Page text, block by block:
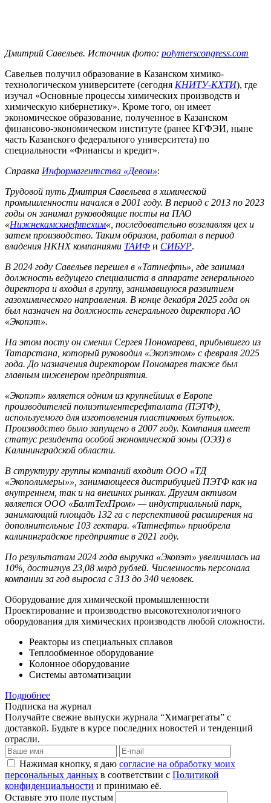
Дмитрий Савельев. Источник фото: polymerscongress.com
Савельев получил образование в Казанском химико-
технологическом университете (сегодня КНИТУ-КХТИ), где
изучал «Основные процессы химических производств и
химическую кибернетику». Кроме того, он имеет
экономическое образование, полученное в Казанском
финансово-экономическом институте (ранее КГФЭИ, ныне
часть Казанского федерального университета) по
специальности «Финансы и кредит».
Справка Информагентства «Девон»:
Трудовой путь Дмитрия Савельева в химической
промышленности начался в 2001 году. В период с 2013 по 2023
годы он занимал руководящие посты на ПАО
«Нижнекамскнефтехим«, последовательно возглавляя цех и
затем производство. Таким образом, работал в период
владения НКНХ компаниями ТАИФ и СИБУР.
В 2024 году Савельев перешел в «Татнефть», где занимал
должность ведущего специалиста в аппарате генерального
директора и входил в группу, занимавшуюся развитием
газохимического направления. В конце декабря 2025 года он
был назначен на должность генерального директора АО
«Экопэт».
На этом посту он сменил Сергея Пономарева, прибывшего из
Татарстана, который руководил «Экопэтом» с февраля 2025
года. До назначения директором Пономарев также был
главным инженером предприятия.
«Экопэт» является одним из крупнейших в Европе
производителей полиэтилентерефталата (ПЭТФ),
используемого для изготовления пластиковых бутылок.
Производство было запущено в 2007 году. Компания имеет
статус резидента особой экономической зоны (ОЭЗ) в
Калининградской области.
В структуру группы компаний входит ООО «ТД
«Экополимеры»», занимающееся дистрибуцией ПЭТФ как на
внутреннем, так и на внешних рынках. Другим активом
является ООО «БалтТехПром» — индустриальный парк,
занимающий площадь 132 га с перспективой расширения на
дополнительные 103 гектара. «Татнефть» приобрела
калининградское предприятие в 2021 году.
По результатам 2024 года выручка «Экопэт» увеличилась на
10%, достигнув 23,08 млрд рублей. Численность персонала
компании за год выросла с 313 до 340 человек.
Оборудование для химической промышленности
Проектирование и производство высокотехнологичного
оборудования для химических производств любой сложности.
Реакторы из специальных сплавов
Теплообменное оборудование
Колонное оборудование
Системы автоматизации
Подробнее
Подписка на журнал
Получайте свежие выпуски журнала “Химагрегаты” с
доставкой. Будьте в курсе последних новостей и тенденций
отрасли.
Нажимая кнопку, я даю согласие на обработку моих
персональных данных в соответствии с Политикой
конфиденциальности и принимаю её.
Оставьте это поле пустым